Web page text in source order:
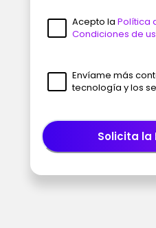
Acepto la Política
Condiciones de
Envíame más
tecnología y los
Solicita la